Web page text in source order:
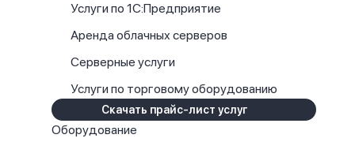
Услуги по 1С:Предприятие
Аренда облачных серверов
Серверные услуги
Услуги по торговому оборудованию
Скачать прайс-лист услуг
Оборудование